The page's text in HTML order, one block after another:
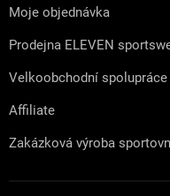
Moje objednávka
Prodejna ELEVEN
Velkoobchodní spolupráce
Affiliate
Zakázková výroba